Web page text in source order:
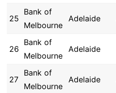
25
Bank of
Melbourne
Adelaide
26
Bank of
Melbourne
Adelaide
27
Bank of
Melbourne
Adelaide